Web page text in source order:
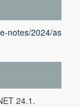
notes/2024/as
24.1.